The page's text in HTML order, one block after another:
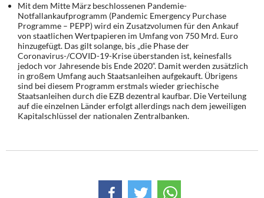
Mit dem Mitte März beschlossenen Pandemie-
Notfallankaufprogramm (Pandemic Emergency Purchase
Programme – PEPP) wird ein Zusatzvolumen für den Ankauf
von staatlichen Wertpapieren im Umfang von 750 Mrd. Euro
hinzugefügt. Das gilt solange, bis „die Phase der
Coronavirus-/COVID-19-Krise überstanden ist, keinesfalls
jedoch vor Jahresende bis Ende 2020“. Damit werden zusätzlich
in großem Umfang auch Staatsanleihen aufgekauft. Übrigens
sind bei diesem Programm erstmals wieder griechische
Staatsanleihen durch die EZB dezentral kaufbar. Die Verteilung
auf die einzelnen Länder erfolgt allerdings nach dem jeweiligen
Kapitalschlüssel der nationalen Zentralbanken.